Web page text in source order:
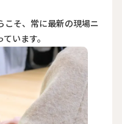
こそ、常に最新の現場ニ
います。